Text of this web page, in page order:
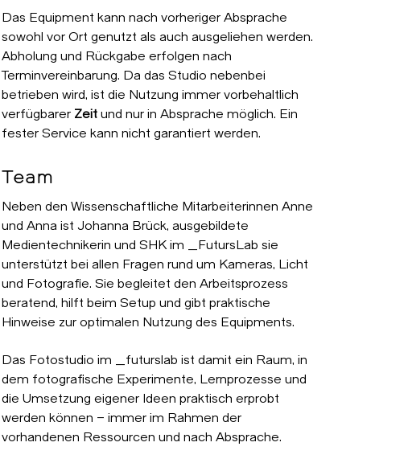
Das Equipment kann nach vorheriger Absprache
sowohl vor Ort genutzt als auch ausgeliehen werden.
Abholung und Rückgabe erfolgen nach
Terminvereinbarung. Da das Studio nebenbei
betrieben wird, ist die Nutzung immer vorbehaltlich
verfügbarer Zeitund nur in Absprache möglich. Ein
fester Service kann nicht garantiert werden.
Team
Neben den Wissenschaftliche Mitarbeiterinnen Anne
und Anna ist Johanna Brück, ausgebildete
Medientechnikerin und SHK im _FutursLab sie
unterstützt bei allen Fragen rund um Kameras, Licht
und Fotografie. Sie begleitet den Arbeitsprozess
beratend, hilft beim Setup und gibt praktische
Hinweise zur optimalen Nutzung des Equipments.
Das Fotostudio im _futurslab ist damit ein Raum, in
dem fotografische Experimente, Lernprozesse und
die Umsetzung eigener Ideen praktisch erprobt
werden können – immer im Rahmen der
vorhandenen Ressourcen und nach Absprache.